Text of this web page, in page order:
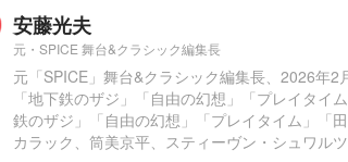
安藤光夫
元・SPICE 舞台&クラシック編集長
元「SPICE」舞台&クラシック編集長、2026年
「地下鉄のザジ」「自由の幻想」「プレイタ
鉄のザジ」「自由の幻想」「プレイタイム」
カラック、筒美京平、スティーヴン・シュワル